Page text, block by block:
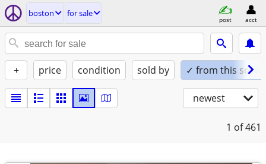
boston for sale
post acct
+ price condition sold by ✓ from this seller
newest
1 of 461